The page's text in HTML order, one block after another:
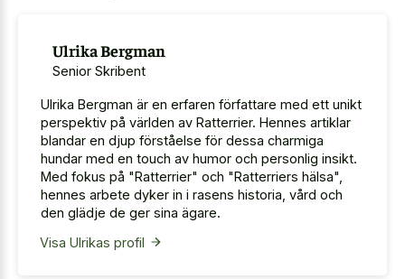
Ulrika Bergman
Senior Skribent
Ulrika Bergman är en erfaren författare med ett unikt
perspektiv på världen av Ratterrier. Hennes artiklar
blandar en djup förståelse för dessa charmiga
hundar med en touch av humor och personlig insikt.
Med fokus på "Ratterrier" och "Ratterriers hälsa",
hennes arbete dyker in i rasens historia, vård och
den glädje de ger sina ägare.
Visa Ulrikas profil